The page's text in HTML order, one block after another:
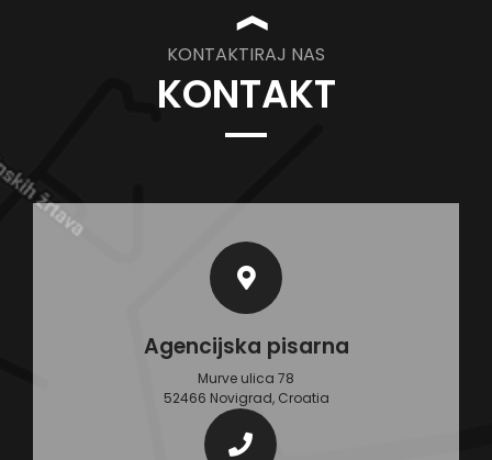
❱
KONTAKTIRAJ NAS
KONTAKT
Agencijska pisarna
Murve ulica 78
52466 Novigrad, Croatia